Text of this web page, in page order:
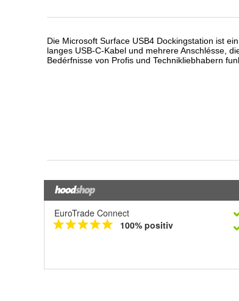
EuroTrade Connect
100% positiv